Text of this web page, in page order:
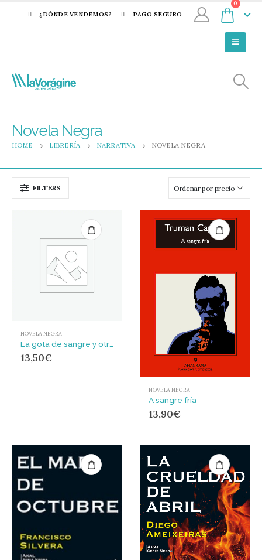
¿DÓNDE VENDEMOS? PAGO SEGURO
0
Novela Negra
HOME LIBRERÍA NARRATIVA NOVELA NEGRA
FILTERS
NOVELA NEGRA
13,50€
NOVELA NEGRA
A sangre fría
13,90€